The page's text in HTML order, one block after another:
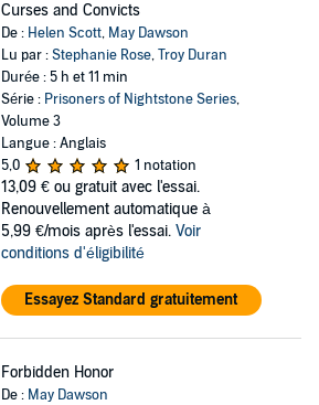
Curses and Convicts
De : Helen Scott, May Dawson
Lu par :Stephanie Rose,Troy Duran
Durée : 5 h et 11 min
Série : Prisoners of Nightstone Series,
Volume 3
Langue : Anglais
5,0
1 notation
13,09 € ou gratuit avec l'essai.
Renouvellement automatique à
5,99 €/mois après l'essai. Voir
conditions d'éligibilité
Essayez Standard gratuitement
Forbidden Honor
De : May Dawson